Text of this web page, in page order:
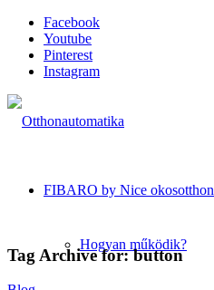
Facebook
Youtube
Pinterest
Instagram
FIBARO by Nice okosotthon
Hogyan működik?
Tag Archive for:button